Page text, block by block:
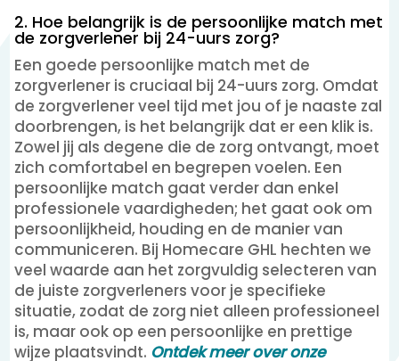
2. Hoe belangrijk is de persoonlijke match met
de zorgverlener bij 24-uurs zorg?
Een goede persoonlijke match met de
zorgverlener is cruciaal bij 24-uurs zorg. Omdat
de zorgverlener veel tijd met jou of je naaste zal
doorbrengen, is het belangrijk dat er een klik is.
Zowel jij als degene die de zorg ontvangt, moet
zich comfortabel en begrepen voelen. Een
persoonlijke match gaat verder dan enkel
professionele vaardigheden; het gaat ook om
persoonlijkheid, houding en de manier van
communiceren. Bij Homecare GHL hechten we
veel waarde aan het zorgvuldig selecteren van
de juiste zorgverleners voor je specifieke
situatie, zodat de zorg niet alleen professioneel
is, maar ook op een persoonlijke en prettige
wijze plaatsvindt. Ontdek meer over onze